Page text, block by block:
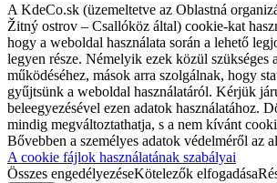
A KdeCo.sk (üzemeltetve az Oblastná
Žitný ostrov – Csallóköz által) cookie-kat
hogy a weboldal használata során a lehető
legyen része. Némelyik ezek közül szükséges
működéséhez, mások arra szolgálnak, hogy
gyűjtsünk a weboldal használatáról. Kérjük
beleegyezésével ezen adatok használatához.
mindig megváltoztathatja, s a nem kívánt
Bővebben a személyes adatok védelméről az
A cookie fájlok használatának szabályai
Összes engedélyezéseKötelezők elfogadása